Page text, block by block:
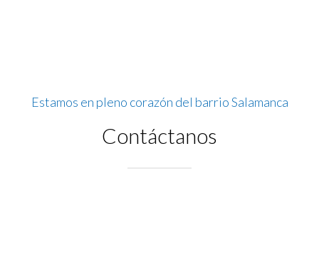
Estamos en pleno corazón del barrio Salamanca
Contáctanos